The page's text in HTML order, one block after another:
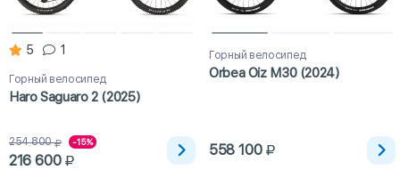
5 1
Горный велосипед
Haro Saguaro 2 (2025)
254 800 -15%
216 600
Горный велосипед
Orbea Oiz M30 (2024)
558 100